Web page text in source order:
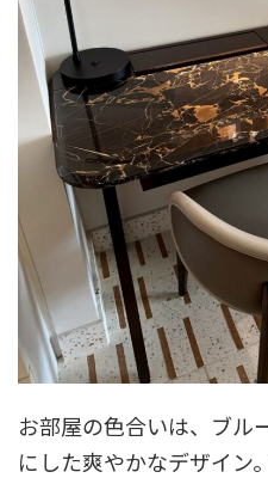
お部屋の色合いは、ブル
にした爽やかなデザイン